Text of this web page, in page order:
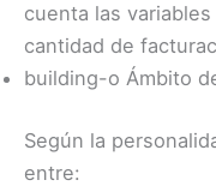
cuenta las
cantidad de
building-o Ámbito
Según la
entre: